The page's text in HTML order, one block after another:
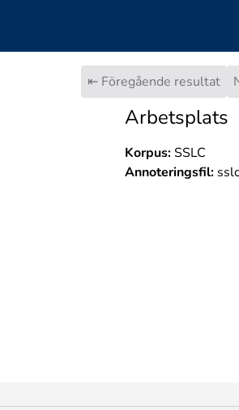
⇤ Föregående resultat
Arbetsplats
Korpus:SSLC
Annoteringsfil: